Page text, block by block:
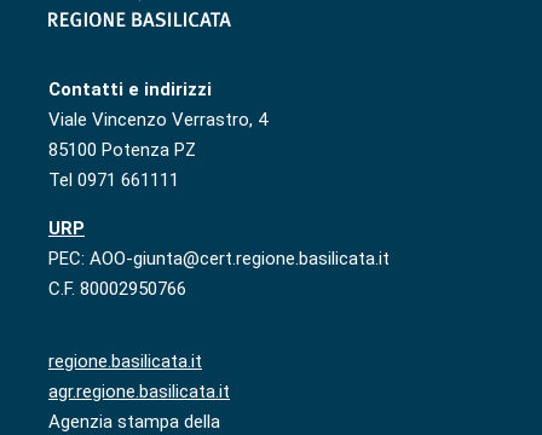
Contatti e indirizzi
Viale Vincenzo Verrastro, 4
85100 Potenza PZ
Tel 0971 661111
URP
PEC: AOO-giunta@cert.regione.basilicata.it
C.F. 80002950766
regione.basilicata.it
agr.regione.basilicata.it
Agenzia stampa della